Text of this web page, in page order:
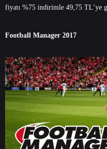
fiyatı %75 indirimle 49,75 TL’ye
Football Manager 2017